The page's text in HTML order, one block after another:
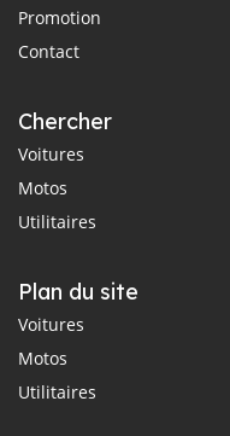
Promotion
Contact
Chercher
Voitures
Motos
Utilitaires
Plan du site
Voitures
Motos
Utilitaires